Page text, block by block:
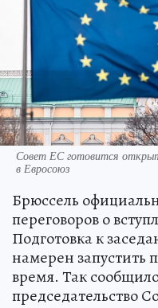
Совет ЕС готовится
в Евросоюз
Брюссель
переговоров о
Подготовка к
намерен запустить
время. Так
председательство